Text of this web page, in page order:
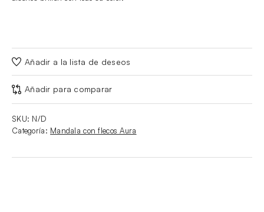
Añadir a la lista de deseos
Añadir para comparar
SKU: N/D
Categoría: Mandala con flecos Aura